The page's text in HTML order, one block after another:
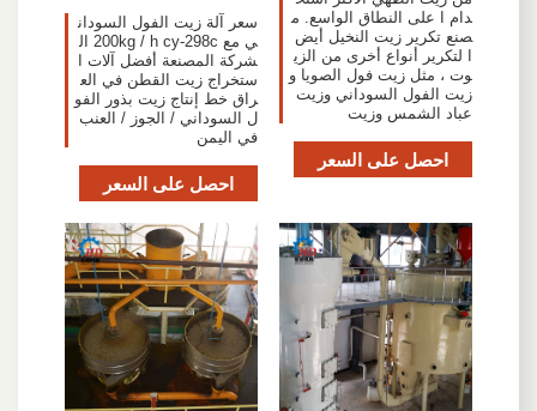
دام ا على النطاق الواسع. م
صنع تكرير زيت النخيل أيض
ا لتكرير أنواع أخرى من الزي
وت ، مثل زيت فول الصويا و
زيت الفول السوداني وزيت
عباد الشمس وزيت
احصل على السعر
سعر آلة زيت الفول السودان
ي مع 200kg / h cy-298c ال
شركة المصنعة أفضل آلات ا
ستخراج زيت القطن في الع
راق خط إنتاج زيت بذور الفو
ل السوداني / الجوز / العنب
في اليمن
احصل على السعر